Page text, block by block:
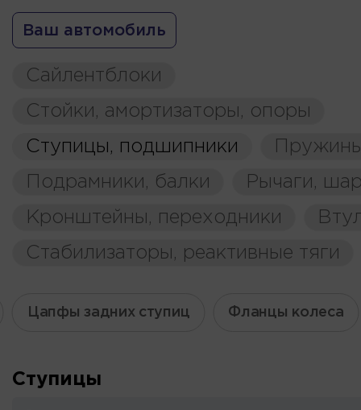
Ваш автомобиль
Сайлентблоки
Стойки, амортизаторы, опоры
Ступицы, подшипники
Подрамники, балки
Рычаги,
Кронштейны, переходники
Стабилизаторы, реактивные тяги
Цапфы задних ступиц Фланцы колеса
Ступицы